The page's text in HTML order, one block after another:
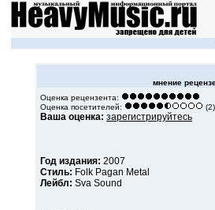
мнение
Оценка рецензента:
Оценка посетителей:
(2)
Ваша оценка: зарегистрируйтесь
Год издания: 2007
Стиль: Folk Pagan Metal
Лейбл: Sva Sound